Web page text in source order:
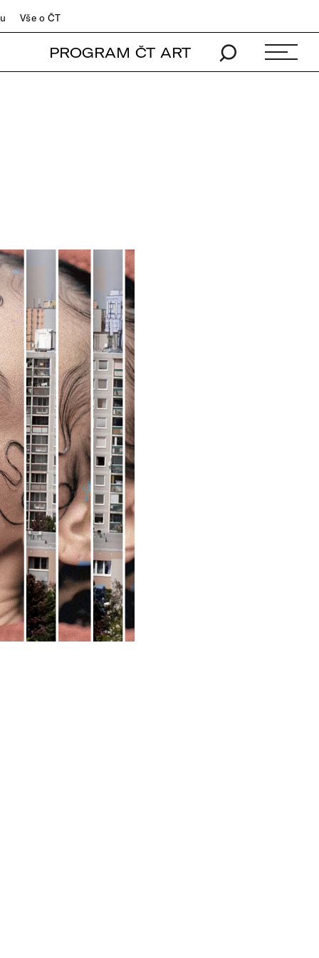
Vše o ČT
PROGRAM ČT ART